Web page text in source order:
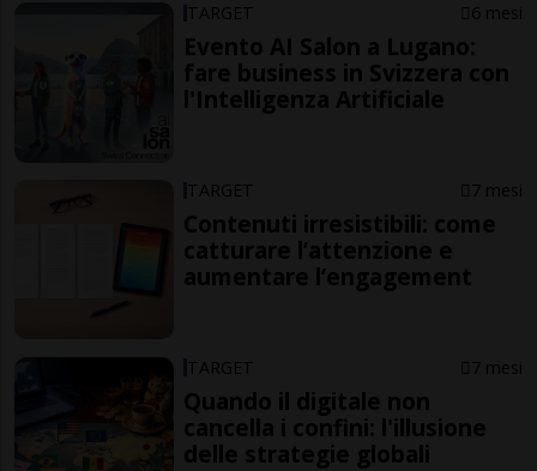
TARGET 6 mesi
Evento AI Salon a Lugano:
fare business in Svizzera con
l'Intelligenza Artificiale
TARGET 7 mesi
Contenuti irresistibili: come
catturare l’attenzione e
aumentare l’engagement
TARGET 7 mesi
Quando il digitale non
cancella i confini: l'illusione
delle strategie globali